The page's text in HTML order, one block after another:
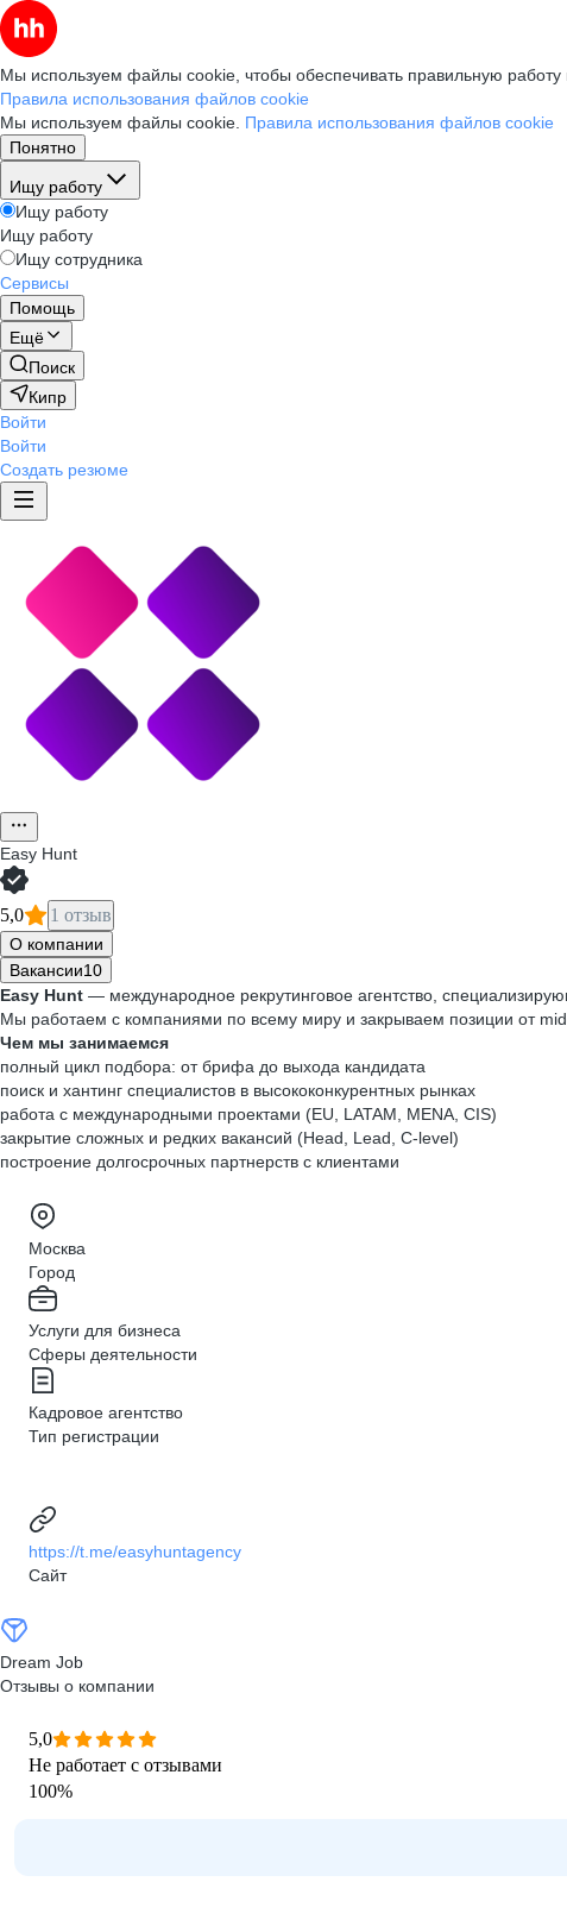
Мы используем файлы cookie, чтобы обеспечивать правильную работу
Правила использования файлов cookie
Мы используем файлы cookie. Правила использования файлов cookie
Понятно
Ищу работу
Ищу работу
Ищу работу
Ищу сотрудника
Сервисы
Помощь
Ещё
Поиск
Кипр
Войти
Войти
Создать резюме
Easy Hunt
5,0 1 отзыв
О компании
Вакансии10
Easy Hunt — международное рекрутинговое агентство,
Мы работаем с компаниями по всему миру и закрываем позиции от
Чем мы занимаемся
полный цикл подбора: от брифа до выхода кандидата
поиск и хантинг специалистов в высококонкурентных рынках
работа с международными проектами (EU, LATAM, MENA, CIS)
закрытие сложных и редких вакансий (Head, Lead, C-level)
построение долгосрочных партнерств с клиентами
Москва
Город
Услуги для бизнеса
Сферы деятельности
Кадровое агентство
Тип регистрации
https://t.me/easyhuntagency
Сайт
Dream Job
Отзывы о компании
5,0
Не работает с отзывами
100%